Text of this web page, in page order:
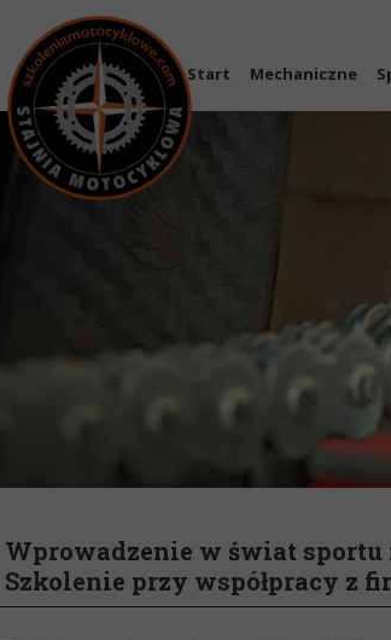
Start Mechaniczne
Wprowadzenie w świat
Szkolenie przy współpracy z